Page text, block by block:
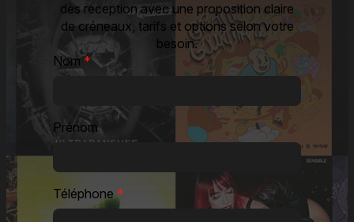
dès réception avec une proposition claire
de créneaux, tarifs et options selon votre
besoin.
Nom*
Prénom
Téléphone*